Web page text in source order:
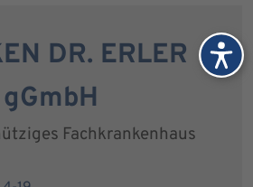
DR. ERLER
gGmbH
Fachkrankenhaus